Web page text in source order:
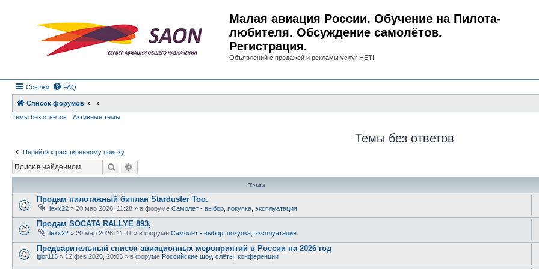
Малая авиация России. Обучение на Пилота-
любителя. Обсуждение самолётов.
Регистрация.
Объявлений с продажей и рекламы услуг НЕТ!
Ссылки FAQ
Список форумов
Темы без ответов
Активные темы
Темы без ответов
Перейти к расширенному поиску
Поиск
Темы
Продам пилотажный биплан Starduster Too.
lexx22 » 20 мар 2026, 11:28 » в форуме Самолет - выбор, покупка, эксплуатация
Продам SOCATA RALLYE 893,
lexx22 » 20 мар 2026, 11:11 » в форуме Самолет - выбор, покупка, эксплуатация
Предварительный список авиационных мероприятий в России на 2026 год
igor113 » 12 фев 2026, 20:03 » в форуме Российские шоу, слёты, конференции